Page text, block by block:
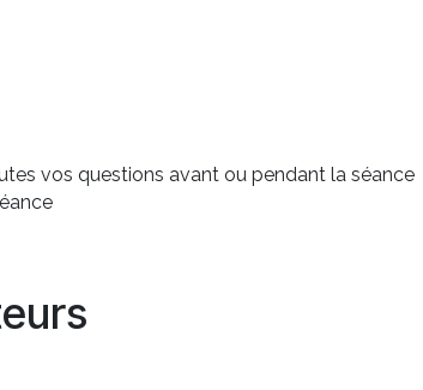
vos questions avant ou pendant la séance